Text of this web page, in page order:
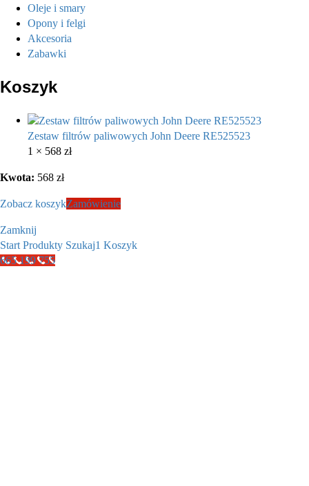
Oleje i smary
Opony i felgi
Akcesoria
Zabawki
Koszyk
Zestaw filtrów paliwowych John Deere RE525523
1 × 568 zł
Kwota: 568 zł
Zobacz koszykZamówienie
Zamknij
Start Produkty Szukaj1 Koszyk
665 199 755